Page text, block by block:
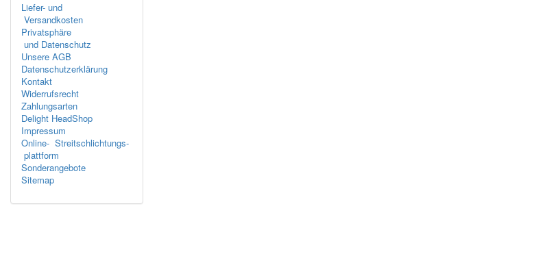
Liefer- und
Versandkosten
Privatsphäre
und Datenschutz
Unsere AGB
Datenschutzerklärung
Kontakt
Widerrufsrecht
Zahlungsarten
Delight HeadShop
Impressum
Online- Streitschlichtungs-
plattform
Sonderangebote
Sitemap